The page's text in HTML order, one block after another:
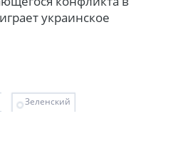
украинское
Зеленский